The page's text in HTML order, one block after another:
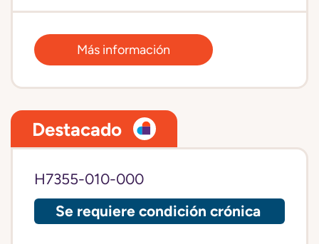
Más información
Destacado
H7355-010-000
Se requiere condición crónica